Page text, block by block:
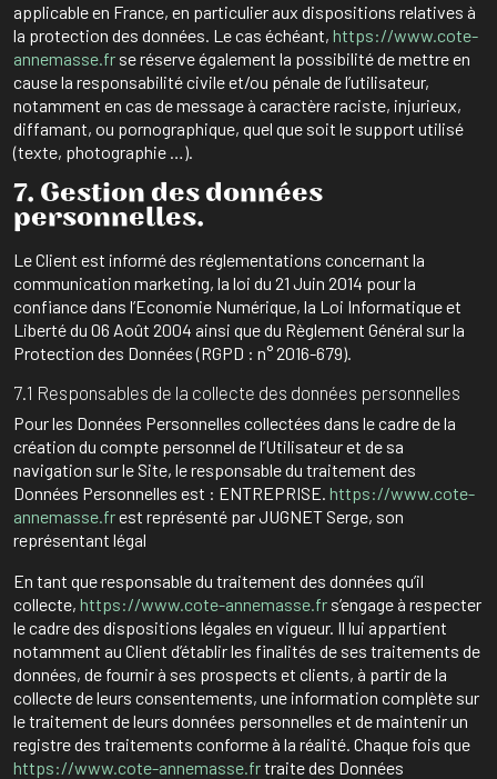
applicable en France, en particulier aux dispositions relatives à
la protection des données. Le cas échéant, https://www.cote-
annemasse.fr se réserve également la possibilité de mettre en
cause la responsabilité civile et/ou pénale de l’utilisateur,
notamment en cas de message à caractère raciste, injurieux,
diffamant, ou pornographique, quel que soit le support utilisé
(texte, photographie …).
7. Gestion des données
personnelles.
Le Client est informé des réglementations concernant la
communication marketing, la loi du 21 Juin 2014 pour la
confiance dans l’Economie Numérique, la Loi Informatique et
Liberté du 06 Août 2004 ainsi que du Règlement Général sur la
Protection des Données (RGPD : n° 2016-679).
7.1 Responsables de la collecte des données personnelles
Pour les Données Personnelles collectées dans le cadre de la
création du compte personnel de l’Utilisateur et de sa
navigation sur le Site, le responsable du traitement des
Données Personnelles est : ENTREPRISE. https://www.cote-
annemasse.frest représenté par JUGNET Serge, son
représentant légal
En tant que responsable du traitement des données qu’il
collecte, https://www.cote-annemasse.fr s’engage à respecter
le cadre des dispositions légales en vigueur. Il lui appartient
notamment au Client d’établir les finalités de ses traitements de
données, de fournir à ses prospects et clients, à partir de la
collecte de leurs consentements, une information complète sur
le traitement de leurs données personnelles et de maintenir un
registre des traitements conforme à la réalité. Chaque fois que
https://www.cote-annemasse.frtraite des Données